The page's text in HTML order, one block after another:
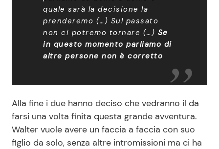
quale sarà la decisione la
prenderemo (…) Sul passato
non ci potremo tornare (…) Se
in questo momento parliamo di
altre persone non è corretto
Alla fine i due hanno deciso che vedranno il da
farsi una volta finita questa grande avventura.
Walter vuole avere un faccia a faccia con suo
figlio da solo, senza altre intromissioni ma ci ha